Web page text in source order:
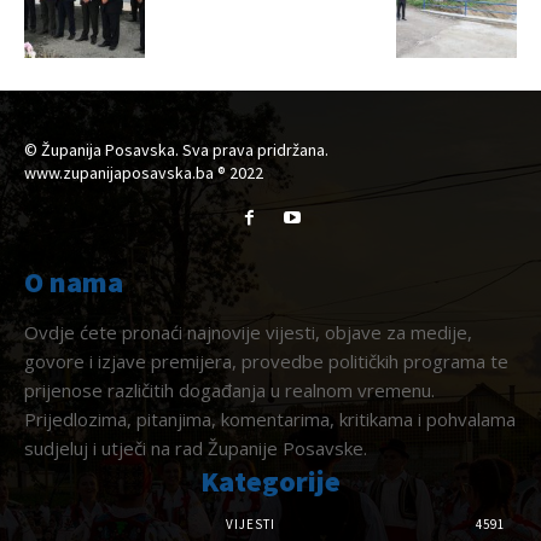
© Županija Posavska. Sva prava pridržana.
www.zupanijaposavska.ba ® 2022
O nama
Ovdje ćete pronaći najnovije vijesti, objave za medije,
govore i izjave premijera, provedbe političkih programa te
prijenose različitih događanja u realnom vremenu.
Prijedlozima, pitanjima, komentarima, kritikama i pohvalama
sudjeluj i utječi na rad Županije Posavske.
Kategorije
VIJESTI 4591